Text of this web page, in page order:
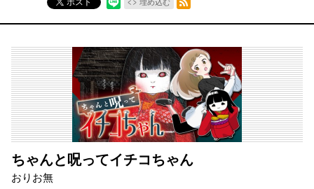
ポスト
埋め込む
ちゃんと呪ってイチコちゃん
おりお無